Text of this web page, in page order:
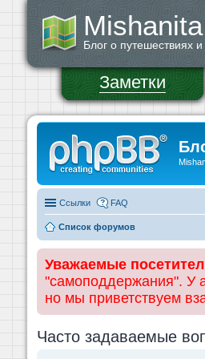
Блог о путешествиях
Заметки
Ссылки FAQ
Список форумов
Уважаемые
"самоподдержания". У
но мы приветствуем
Часто задаваемые